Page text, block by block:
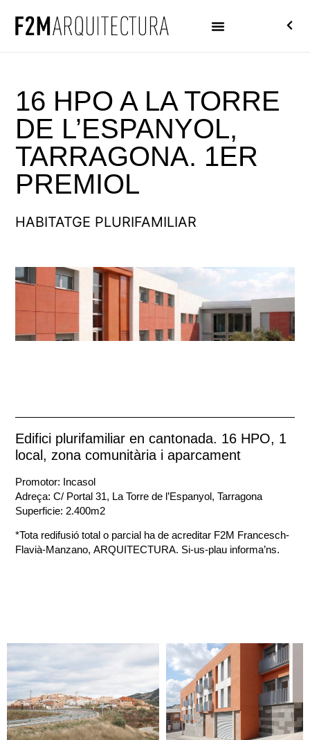
16 HPO A LA TORRE
DE L’ESPANYOL,
TARRAGONA. 1ER
PREMIOL
HABITATGE PLURIFAMILIAR
Edifici plurifamiliar en cantonada. 16 HPO, 1
local, zona comunitària i aparcament
Promotor: Incasol
Adreça: C/ Portal 31, La Torre de l’Espanyol, Tarragona
Superficie: 2.400m2
*Tota redifusió total o parcial ha de acreditar F2M Francesch-
Flavià-Manzano, ARQUITECTURA. Si-us-plau informa’ns.